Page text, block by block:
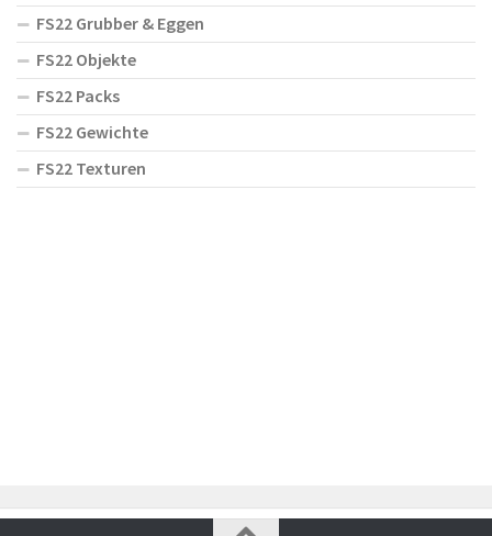
FS22 Grubber & Eggen
FS22 Objekte
FS22 Packs
FS22 Gewichte
FS22 Texturen